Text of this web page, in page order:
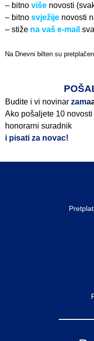
– bitno više novosti
– bitno svježije novosti
– stiže na vaš e-mail
Na Dnevni bilten su
Budite i vi novinar zama
Ako pošaljete 10
honorarni suradnik
i pisati za novac!